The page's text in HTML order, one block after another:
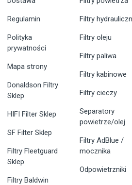
Regulamin
Polityka
prywatności
Mapa strony
Donaldson Filtry
Sklep
HIFI Filter Sklep
SF Filter Sklep
Filtry Fleetguard
Sklep
Filtry Baldwin
Filtry
Filtry oleju
Filtry paliwa
Filtry kabinowe
Filtry cieczy
Separatory
powietrze/olej
Filtry AdBlue /
mocznika
Odpowietrzniki